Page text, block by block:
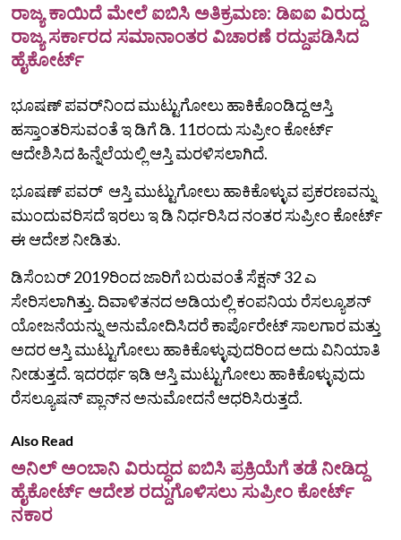
ರಾಜ್ಯ ಕಾಯಿದೆ ಮೇಲೆ ಐಬಿಸಿ ಅತಿಕ್ರಮಣ: ಡಿಐಐ ವಿರುದ್ದ
ರಾಜ್ಯ ಸರ್ಕಾರದ ಸಮಾನಾಂತರ ವಿಚಾರಣೆ ರದ್ದುಪಡಿಸಿದ
ಹೈಕೋರ್ಟ್
ಭೂಷಣ್‌ ಪವರ್‌ನಿಂದ ಮುಟ್ಟುಗೋಲು ಹಾಕಿಕೊಂಡಿದ್ದ ಆಸ್ತಿ
ಹಸ್ತಾಂತರಿಸುವಂತೆ ಇ ಡಿಗೆ ಡಿ. 11ರಂದು ಸುಪ್ರೀಂ ಕೋರ್ಟ್‌
ಆದೇಶಿಸಿದ ಹಿನ್ನೆಲೆಯಲ್ಲಿ ಆಸ್ತಿ ಮರಳಿಸಲಾಗಿದೆ.
ಭೂಷಣ್ ಪವರ್ ಆಸ್ತಿ ಮುಟ್ಟುಗೋಲು ಹಾಕಿಕೊಳ್ಳುವ ಪ್ರಕರಣವನ್ನು
ಮುಂದುವರಿಸದೆ ಇರಲು ಇ ಡಿ ನಿರ್ಧರಿಸಿದ ನಂತರ ಸುಪ್ರೀಂ ಕೋರ್ಟ್
ಈ ಆದೇಶ ನೀಡಿತು.
ಡಿಸೆಂಬರ್ 2019ರಿಂದ ಜಾರಿಗೆ ಬರುವಂತೆ ಸೆಕ್ಷನ್‌ 32 ಎ
ಸೇರಿಸಲಾಗಿತ್ತು. ದಿವಾಳಿತನದ ಅಡಿಯಲ್ಲಿ ಕಂಪನಿಯ ರೆಸಲ್ಯೂಶನ್
ಯೋಜನೆಯನ್ನು ಅನುಮೋದಿಸಿದರೆ ಕಾರ್ಪೊರೇಟ್ ಸಾಲಗಾರ ಮತ್ತು
ಅದರ ಆಸ್ತಿ ಮುಟ್ಟುಗೋಲು ಹಾಕಿಕೊಳ್ಳುವುದರಿಂದ ಅದು ವಿನಿಯಾತಿ
ನೀಡುತ್ತದೆ. ಇದರರ್ಥ ಇಡಿ ಆಸ್ತಿ ಮುಟ್ಟುಗೋಲು ಹಾಕಿಕೊಳ್ಳುವುದು
ರೆಸಲ್ಯೂಷನ್‌ ಪ್ಲಾನ್‌ನ ಅನುಮೋದನೆ ಆಧರಿಸಿರುತ್ತದೆ.
Also Read
ಅನಿಲ್ ಅಂಬಾನಿ ವಿರುದ್ಧದ ಐಬಿಸಿ ಪ್ರಕ್ರಿಯೆಗೆ ತಡೆ ನೀಡಿದ್ದ
ಹೈಕೋರ್ಟ್ ಆದೇಶ ರದ್ದುಗೊಳಿಸಲು ಸುಪ್ರೀಂ ಕೋರ್ಟ್
ನಕಾರ